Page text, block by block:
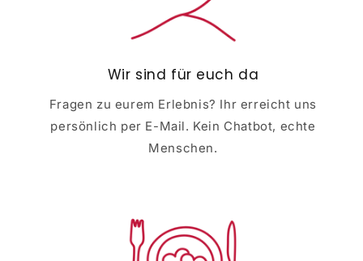
Wir sind für euch da
Fragen zu eurem Erlebnis? Ihr erreicht uns
persönlich per E-Mail. Kein Chatbot, echte
Menschen.